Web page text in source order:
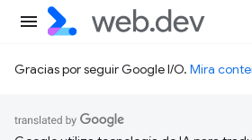
Gracias por seguir Google I/O. Mira